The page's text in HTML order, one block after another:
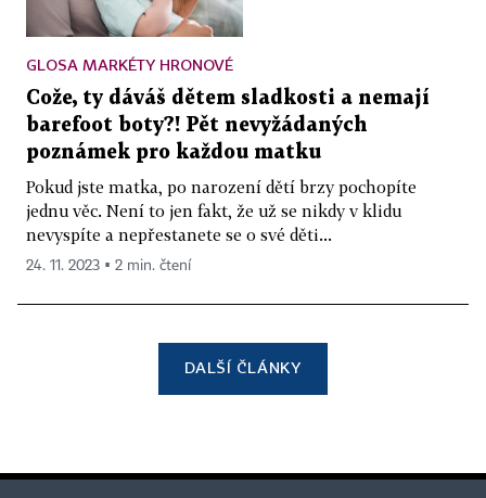
GLOSA MARKÉTY HRONOVÉ
Cože, ty dáváš dětem sladkosti a nemají
barefoot boty?! Pět nevyžádaných
poznámek pro každou matku
Pokud jste matka, po narození dětí brzy pochopíte
jednu věc. Není to jen fakt, že už se nikdy v klidu
nevyspíte a nepřestanete se o své děti...
24. 11. 2023 ▪ 2 min. čtení
DALŠÍ ČLÁNKY